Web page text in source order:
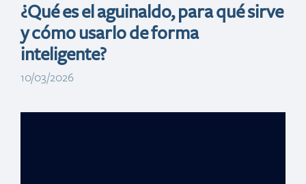
¿Qué es el aguinaldo, para qué sirve
y cómo usarlo de forma
inteligente?
10/03/2026